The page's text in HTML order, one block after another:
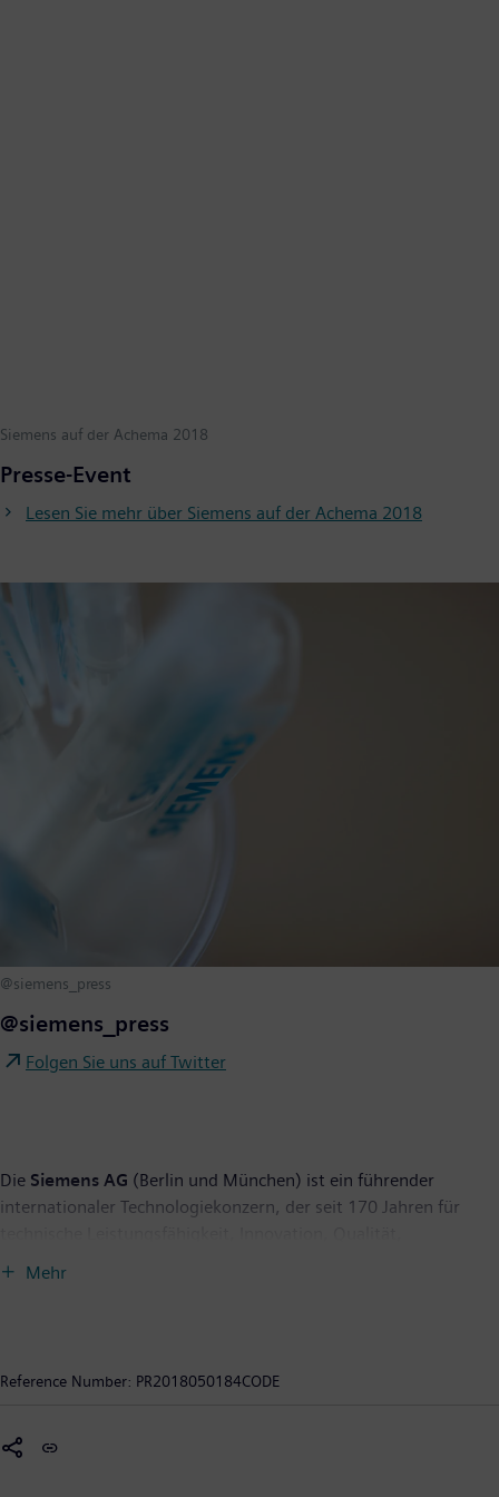
Siemens auf der Achema 2018
Presse-Event
Lesen Sie mehr über Siemens auf der Achema 2018
@siemens_press
@siemens_press
Folgen Sie uns auf Twitter
Die Siemens AG (Berlin und München) ist ein führender
internationaler Technologiekonzern, der seit 170 Jahren für
Zuverlässigkeit und Internationalität steht. Das Unternehmen
Unternehmen ist einer der führenden Anbieter effizienter
Infrastrukturlösungen sowie bei Automatisierungs-, Antriebs-
Mehr
Reference Number: PR2018050184CODE